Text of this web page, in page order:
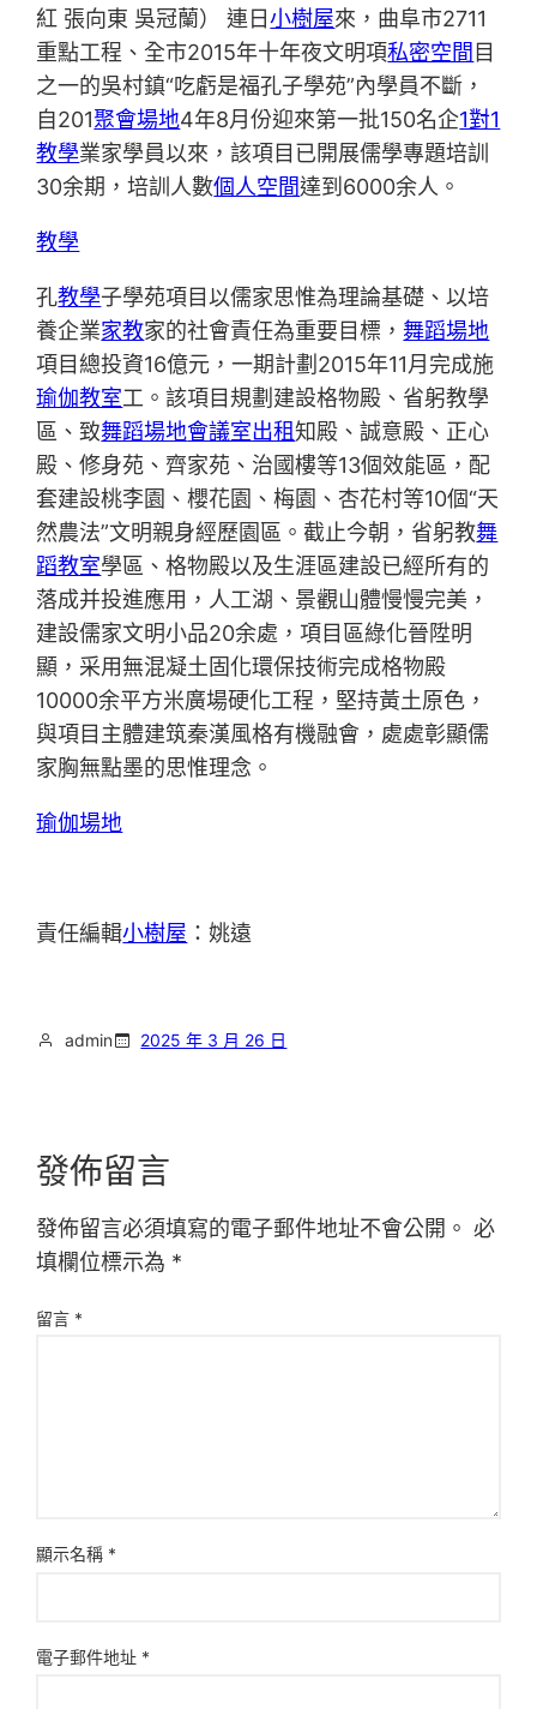
紅 張向東 吳冠蘭） 連日小樹屋來，曲阜市2711
重點工程、全市2015年十年夜文明項私密空間 目
之一的吳村鎮“吃虧是福孔子學苑”內學員不斷，
自201聚會場地4年8月份迎來第一批150名企1對1
教學業家學員以來，該項目已開展儒學專題培訓
30余期，培訓人數個人空間達到6000余人。
教學
孔教學子學苑項目以儒家思惟為理論基礎、以培
養企業家教家的社會責任為重要目標， 舞蹈場地
項目總投資16億元，一期計劃2015年11月完成施
瑜伽教室工。該項目規劃建設格物殿、省躬教學
區、致舞蹈場地會議室出租知殿、誠意殿、正心
殿、修身苑、齊家苑、治國樓等13個效能區，配
套建設桃李園、櫻花園、梅園、杏花村等10個“天
然農法”文明親身經歷園區。截止今朝，省躬教舞
蹈教室學區、格物殿以及生涯區建設已經所有的
落成并投進應用，人工湖、景觀山體慢慢完美，
建設儒家文明小品20余處，項目區綠化晉陞明
顯，采用無混凝土固化環保技術完成格物殿
10000余平方米廣場硬化工程，堅持黃土原色，
與項目主體建筑秦漢風格有機融會，處處彰顯儒
家胸無點墨的思惟理念。
瑜伽場地
責任編輯小樹屋 ：姚遠
admin 2025 年 3 月 26 日
發佈留言
發佈留言必須填寫的電子郵件地址不會公開。 必
填欄位標示為 *
留言 *
顯示名稱 *
電子郵件地址 *